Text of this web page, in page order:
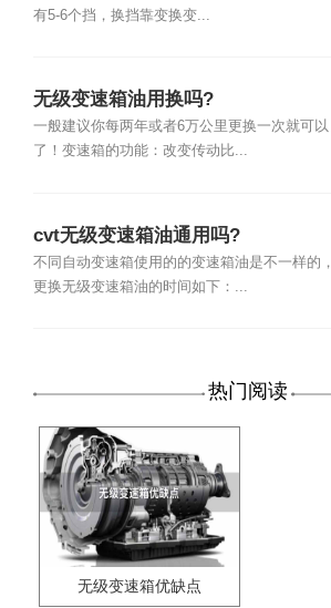
有5-6个挡，换挡靠变换变...
无级变速箱油用换吗?
一般建议你每两年或者6万公里更换一次就可以
了！变速箱的功能：改变传动比...
cvt无级变速箱油通用吗?
不同自动变速箱使用的的变速箱油是不一样的，
更换无级变速箱油的时间如下：...
热门阅读
无级变速箱优缺点